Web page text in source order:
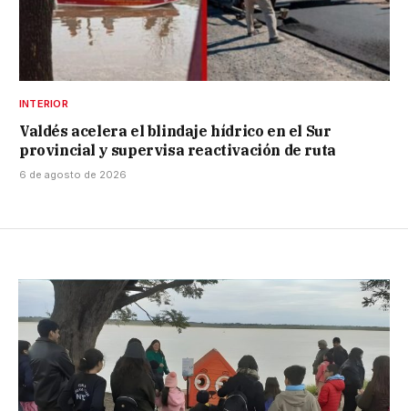
INTERIOR
Valdés acelera el blindaje hídrico en el Sur
provincial y supervisa reactivación de ruta
6 de agosto de 2026